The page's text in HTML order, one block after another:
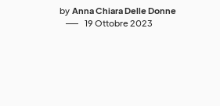
by Anna Chiara Delle Donne
19 Ottobre 2023